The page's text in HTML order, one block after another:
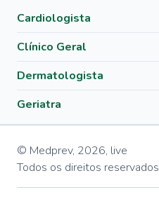
Cardiologista
Clínico Geral
Dermatologista
Geriatra
© Medprev, 2026, live
Todos os direitos reservados